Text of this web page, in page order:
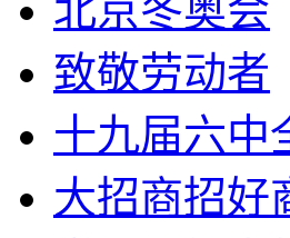
北京冬奥会
致敬劳动者
十九届六中
大招商招好